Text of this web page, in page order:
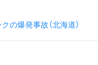
の爆発事故（北海道）